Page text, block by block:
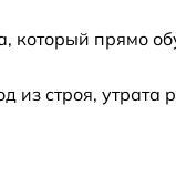
который прямо
строя, утрата